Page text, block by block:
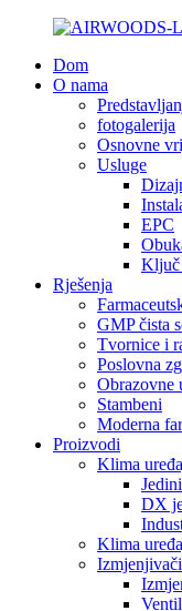
Dom
O nama
fotogalerija
Osnovne
Usluge
EPC
Ključ
Rješenja
GMP čista
Tvornice i
Poslovna
Obrazovne
Stambeni
Moderna
Proizvodi
Klima
DX
Klima